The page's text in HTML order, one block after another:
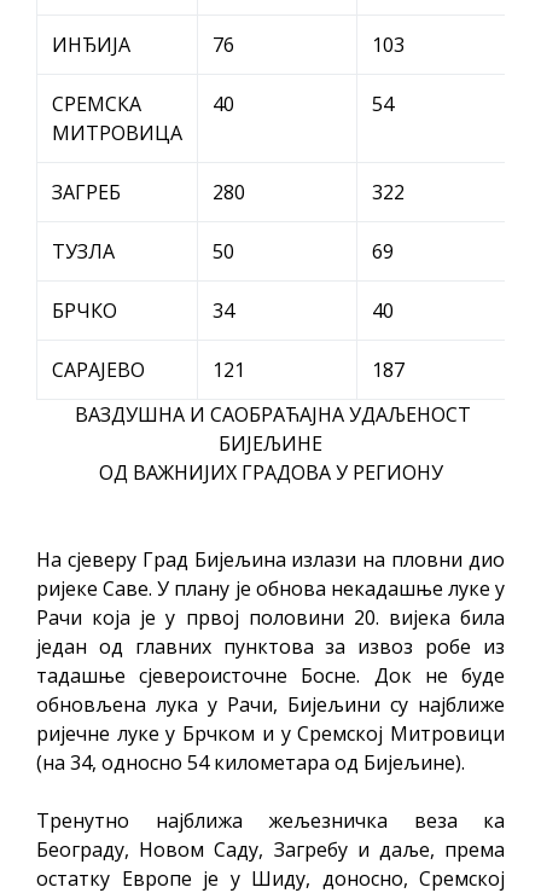
ИНЂИЈА 76 103
СРЕМСКА
МИТРОВИЦА
40 54
ЗАГРЕБ 280 322
ТУЗЛА 50 69
БРЧКО 34 40
САРАЈЕВО 121
187
ВАЗДУШНА И САОБРАЋАЈНА УДАЉЕНОСТ
БИЈЕЉИНЕ
ОД ВАЖНИЈИХ ГРАДОВА У РЕГИОНУ
На сјеверу Град Бијељина излази на пловни дио
ријеке Саве. У плану је обнова некадашње луке у
Рачи која је у првој половини 20. вијека била
један од главних пунктова за извоз робе из
тадашње сјевероисточне Босне. Док не буде
обновљена лука у Рачи, Бијељини су најближе
ријечне луке у Брчком и у Сремској Митровици
(на 34, односно 54 километара од Бијељине).
Тренутно најближа жељезничка веза ка
Београду, Новом Саду, Загребу и даље, према
остатку Европе је у Шиду, доносно, Сремској